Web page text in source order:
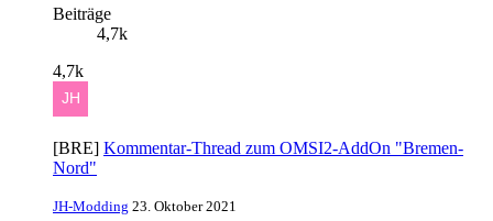
Beiträge
4,7k
4,7k
[BRE] Kommentar-Thread zum OMSI2-AddOn "Bremen-
Nord"
JH-Modding 23. Oktober 2021